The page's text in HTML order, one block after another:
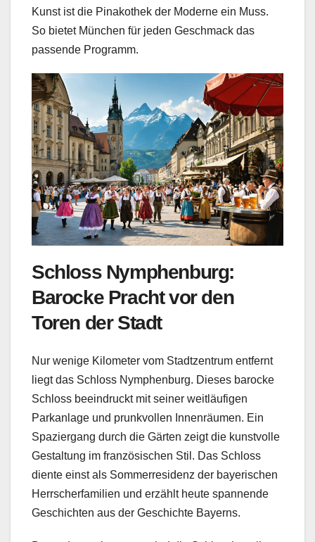
Kunst ist die Pinakothek der Moderne ein Muss.
So bietet München für jeden Geschmack das
passende Programm.
Schloss Nymphenburg:
Barocke Pracht vor den
Toren der Stadt
Nur wenige Kilometer vom Stadtzentrum entfernt
liegt das Schloss Nymphenburg. Dieses barocke
Schloss beeindruckt mit seiner weitläufigen
Parkanlage und prunkvollen Innenräumen. Ein
Spaziergang durch die Gärten zeigt die kunstvolle
Gestaltung im französischen Stil. Das Schloss
diente einst als Sommerresidenz der bayerischen
Herrscherfamilien und erzählt heute spannende
Geschichten aus der Geschichte Bayerns.